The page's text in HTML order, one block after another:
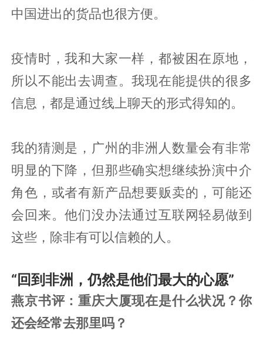
中国进出的货品也很方便。
疫情时，我和大家一样，都被困在原地，
所以不能出去调查。我现在能提供的很多
信息，都是通过线上聊天的形式得知的。
我的猜测是，广州的非洲人数量会有非常
明显的下降，但那些确实想继续扮演中介
角色，或者有新产品想要贩卖的，可能还
会回来。他们没办法通过互联网轻易做到
这些，除非有可以信赖的人。
“回到非洲，仍然是他们最大的心愿”
燕京书评：重庆大厦现在是什么状况？你
还会经常去那里吗？